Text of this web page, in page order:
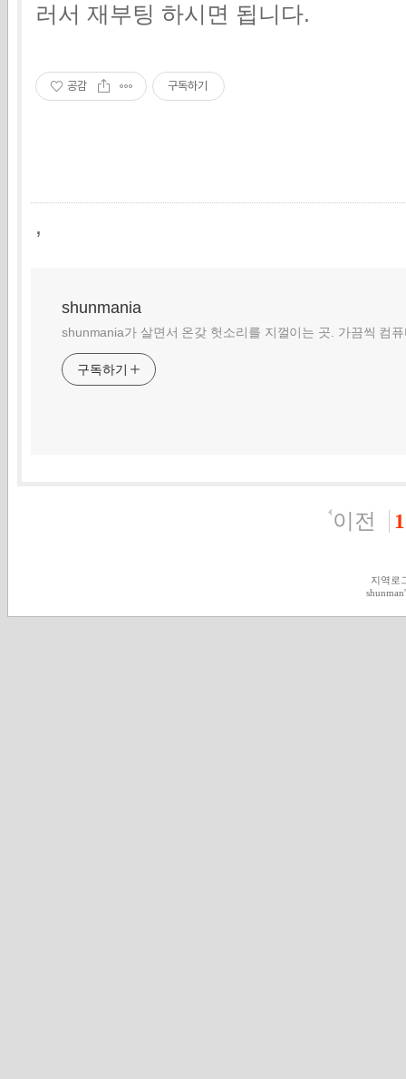
러서 재부팅 하시면 됩니다.
공감 구독하기
,
shunmania
shunmania가 살면서 온갖 헛소리를 지껄이는 곳. 가끔씩 컴
구독하기
이전 1
지역로
shunman